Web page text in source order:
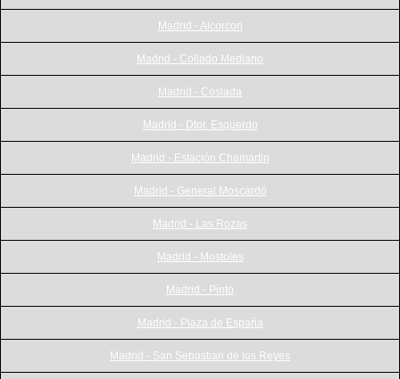
Madrid - Alcorcon
Madrid - Collado Mediano
Madrid - Coslada
Madrid - Dtor. Esquerdo
Madrid - Estación Chamartin
Madrid - General Moscardó
Madrid - Las Rozas
Madrid - Mostoles
Madrid - Pinto
Madrid - Plaza de España
Madrid - San Sebastian de los Reyes